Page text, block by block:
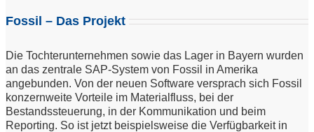
Fossil – Das Projekt
Die Tochterunternehmen sowie das Lager in Bayern wurden
an das zentrale SAP-System von Fossil in Amerika
angebunden. Von der neuen Software versprach sich Fossil
konzernweite Vorteile im Materialfluss, bei der
Bestandssteuerung, in der Kommunikation und beim
Reporting. So ist jetzt beispielsweise die Verfügbarkeit in